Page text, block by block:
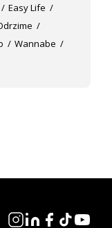
Easy Life
Wannabe